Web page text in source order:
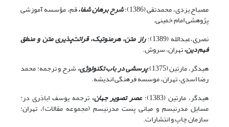
مصباح یزدی، محمدتقی (1386)؛
شرح برهان شفا،قم، ‌مؤسسه آموزشی
پژوهشی امام خمینی.
نصری،عبدالله (1389)؛
راز متن، هرمنوتیک، قرائت‌پذیری متن و منطق
فهم دین،تهران، سروش.
هیدگر، مارتین (1375)؛
پرسشی در باب تکنولوژی،شرح و ترجمه: محمد
رضا اسدی، تهران، موسسه فرهنگی اندیشه.
هیدگر، مارتین (1383)؛
عصر تصویر جهان، ترجمه یوسف اباذری در:
مسایل مدرنیسم و مبانی پست مدرنیسم (مجموعه مقالات)، تهران:
سازمان چاپ و انتشارات.